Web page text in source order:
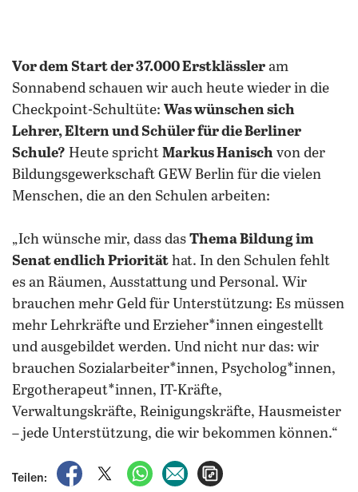
Vor dem Start der 37.000 Erstklässler am
Sonnabend schauen wir auch heute wieder in die
Checkpoint-Schultüte: Was wünschen sich
Lehrer, Eltern und Schüler für die Berliner
Schule? Heute spricht Markus Hanisch von der
Bildungsgewerkschaft GEW Berlin für die vielen
Menschen, die an den Schulen arbeiten:
„Ich wünsche mir, dass das Thema Bildung im
Senat endlich Priorität hat. In den Schulen fehlt
es an Räumen, Ausstattung und Personal. Wir
brauchen mehr Geld für Unterstützung: Es müssen
mehr Lehrkräfte und Erzieher*innen eingestellt
und ausgebildet werden. Und nicht nur das: wir
brauchen Sozialarbeiter*innen, Psycholog*innen,
Ergotherapeut*innen, IT-Kräfte,
Verwaltungskräfte, Reinigungskräfte, Hausmeister
– jede Unterstützung, die wir bekommen können.“
Teilen:
auf Facebook teilen
auf X teilenper WhatsApp teilen
per E-Mail teilen